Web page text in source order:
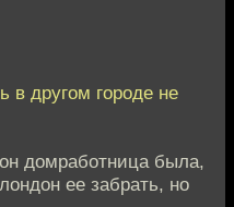
в другом городе не
домработница была,
ее забрать, но